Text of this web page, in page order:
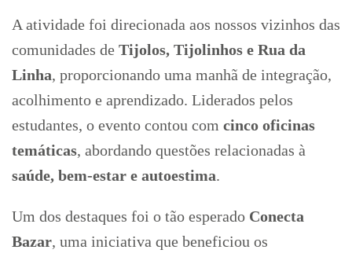
A atividade foi direcionada aos nossos vizinhos das
comunidades de Tijolos, Tijolinhos e Rua da
Linha, proporcionando uma manhã de integração,
acolhimento e aprendizado. Liderados pelos
estudantes, o evento contou com cinco oficinas
temáticas, abordando questões relacionadas à
saúde, bem-estar e autoestima.
Um dos destaques foi o tão esperado Conecta
Bazar, uma iniciativa que beneficiou os